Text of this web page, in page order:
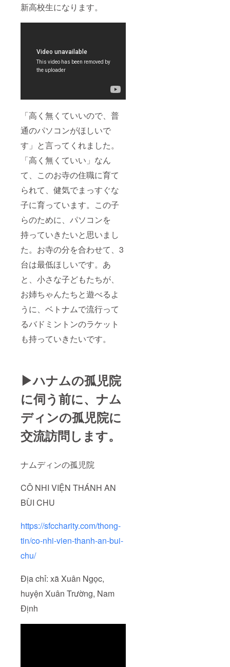
新高校生になります。
「高く無くていいので、普
通のパソコンがほしいで
す」と言ってくれました。
「高く無くていい」なん
て、このお寺の住職に育て
られて、健気でまっすぐな
子に育っています。この子
らのために、パソコンを
持っていきたいと思いまし
た。お寺の分を合わせて、3
台は最低ほしいです。あ
と、小さな子どもたちが、
お姉ちゃんたちと遊べるよ
うに、ベトナムで流行って
るバドミントンのラケット
も持っていきたいです。
▶ハナムの孤児院
に伺う前に、ナム
ディンの孤児院に
交流訪問します。
ナムディンの孤児院
CÔ NHI VIỆN THÁNH AN
BÙI CHU
https://sfccharity.com/thong-
tin/co-nhi-vien-thanh-an-bui-
chu/
Địa chỉ: xã Xuân Ngọc,
huyện Xuân Trường, Nam
Định